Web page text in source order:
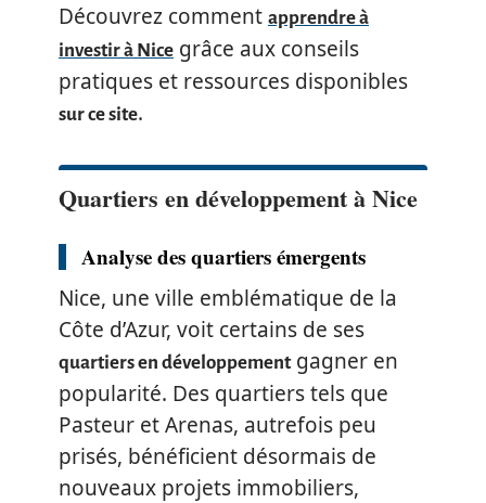
Découvrez comment apprendre à
investir à Nice grâce aux conseils
pratiques et ressources disponibles
sur ce site.
Quartiers en développement à Nice
Analyse des quartiers émergents
Nice, une ville emblématique de la
Côte d’Azur, voit certains de ses
quartiers en développementgagner en
popularité. Des quartiers tels que
Pasteur et Arenas, autrefois peu
prisés, bénéficient désormais de
nouveaux projets immobiliers,